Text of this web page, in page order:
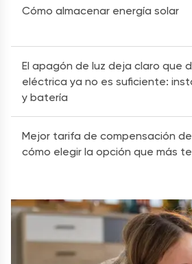
Cómo almacenar energía solar
El apagón de luz deja claro que
eléctrica ya no es suficiente:
y batería
Mejor tarifa de compensación
cómo elegir la opción que más